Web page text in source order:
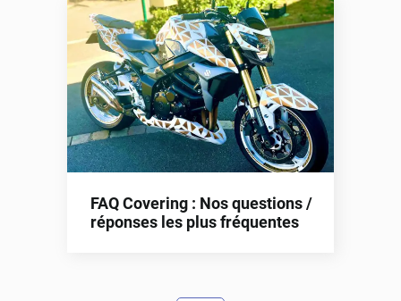
FAQ Covering : Nos questions /
réponses les plus fréquentes